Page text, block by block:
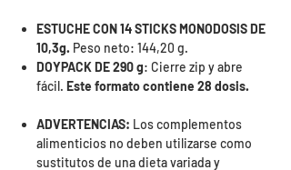
ESTUCHE CON 14 STICKS MONODOSIS DE
10,3g. Peso neto: 144,20 g.
DOYPACK DE 290 g: Cierre zip y abre
fácil. Este formato contiene 28 dosis.
ADVERTENCIAS: Los complementos
alimenticios no deben utilizarse como
sustitutos de una dieta variada y